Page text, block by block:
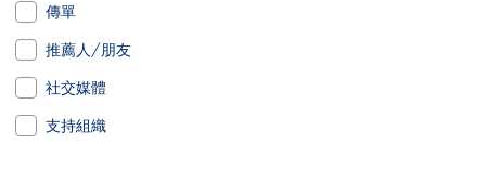
傳單
推薦人/朋友
社交媒體
支持組織